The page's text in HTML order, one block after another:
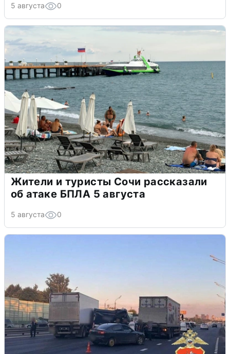
5 августа 0
Жители и туристы Сочи рассказали
об атаке БПЛА 5 августа
5 августа 0